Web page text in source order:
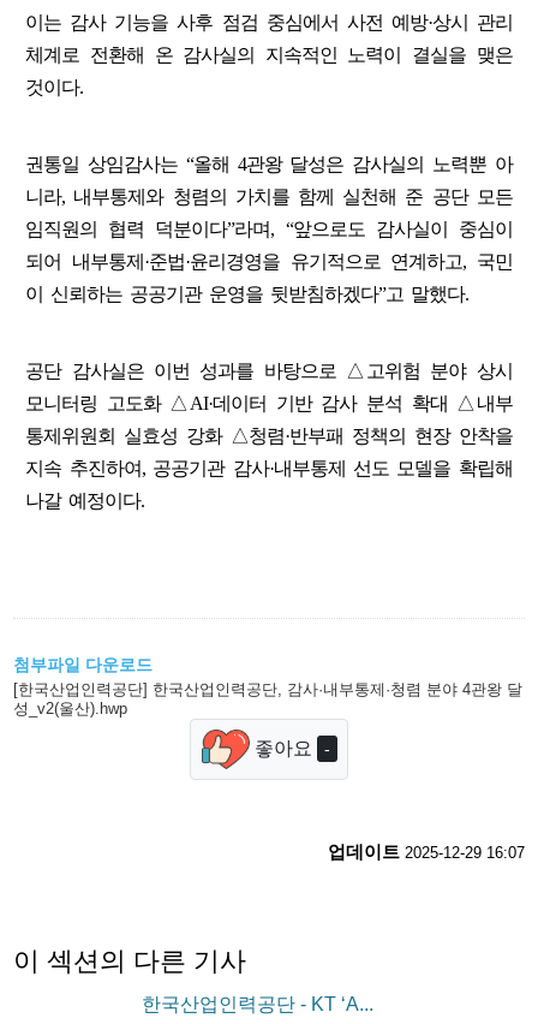
이는 감사 기능을 사후 점검 중심에서 사전 예방·상시 관리
체계로 전환해 온 감사실의 지속적인 노력이 결실을 맺은
것이다.
권통일 상임감사는 “올해 4관왕 달성은 감사실의 노력뿐 아
니라, 내부통제와 청렴의 가치를 함께 실천해 준 공단 모든
임직원의 협력 덕분이다”라며, “앞으로도 감사실이 중심이
되어 내부통제·준법·윤리경영을 유기적으로 연계하고, 국민
이 신뢰하는 공공기관 운영을 뒷받침하겠다”고 말했다.
공단 감사실은 이번 성과를 바탕으로 △고위험 분야 상시
모니터링 고도화 △AI·데이터 기반 감사 분석 확대 △내부
통제위원회 실효성 강화 △청렴·반부패 정책의 현장 안착을
지속 추진하여, 공공기관 감사·내부통제 선도 모델을 확립해
나갈 예정이다.
첨부파일 다운로드
[한국산업인력공단] 한국산업인력공단, 감사·내부통제·청렴 분야 4관왕 달
성_v2(울산).hwp
좋아요 -
업데이트2025-12-29 16:07
이 섹션의 다른 기사
한국산업인력공단 - KT ‘A...